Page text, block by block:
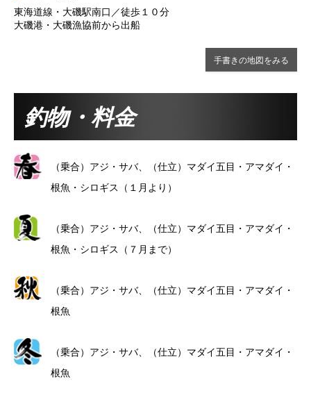
東海道線・大磯駅南口／徒歩１０分
大磯港・大磯漁協前から出船
手書きの地図をみる
釣物・料金
（乗合）アジ・サバ、（仕立）マダイ五目・アマダイ・
根魚・シロギス（１月より）
（乗合）アジ・サバ、（仕立）マダイ五目・アマダイ・
根魚・シロギス（７月まで）
（乗合）アジ・サバ、（仕立）マダイ五目・アマダイ・
根魚
（乗合）アジ・サバ、（仕立）マダイ五目・アマダイ・
根魚